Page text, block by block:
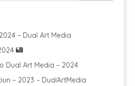
– Dual Art Media
Dual Art Media – 2024
– 2023 – DualArtMedia